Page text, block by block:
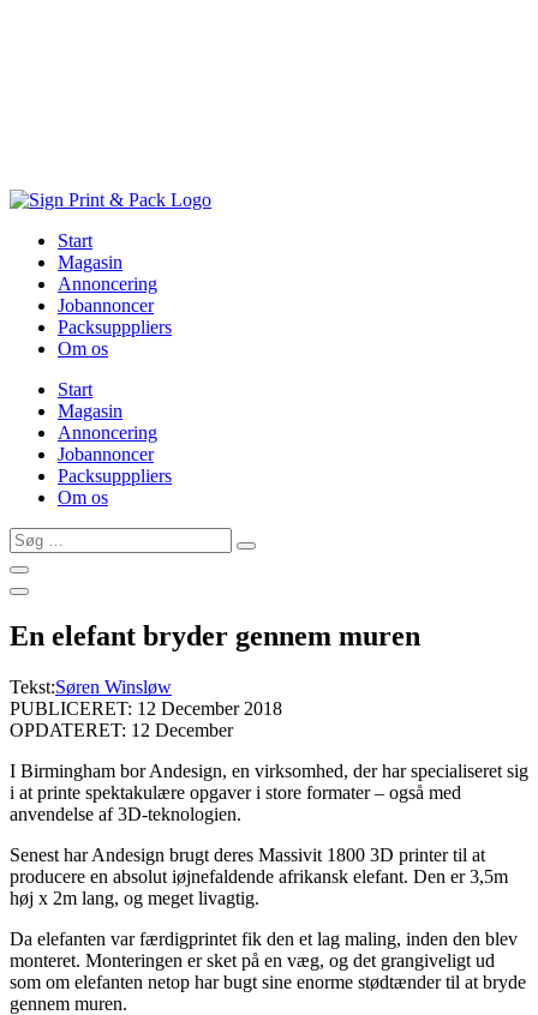
Start
Magasin
Annoncering
Jobannoncer
Packsupppliers
Om os
Start
Magasin
Annoncering
Jobannoncer
Packsupppliers
Om os
Søg
…
En elefant bryder gennem muren
Tekst:Søren Winsløw
PUBLICERET: 12 December 2018
OPDATERET: 12 December
I Birmingham bor Andesign, en virksomhed, der har specialiseret sig
i at printe spektakulære opgaver i store formater – også med
anvendelse af 3D-teknologien.
Senest har Andesign brugt deres Massivit 1800 3D printer til at
producere en absolut iøjnefaldende afrikansk elefant. Den er 3,5m
høj x 2m lang, og meget livagtig.
Da elefanten var færdigprintet fik den et lag maling, inden den blev
monteret. Monteringen er sket på en væg, og det grangiveligt ud
som om elefanten netop har bugt sine enorme stødtænder til at bryde
gennem muren.